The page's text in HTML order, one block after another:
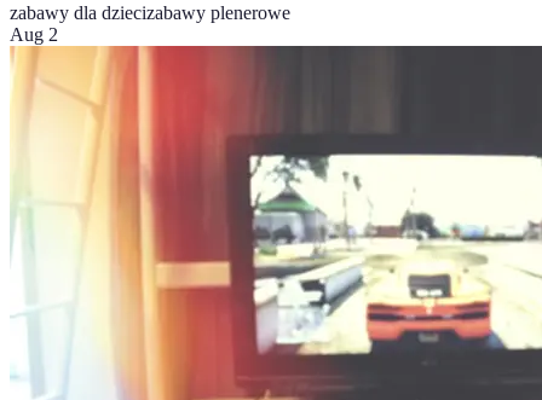
zabawy dla dziecizabawy plenerowe
Aug 2